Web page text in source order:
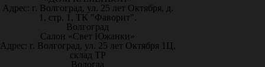
Адрес: г. Волгоград, ул. 25 лет Октября, д.
1, стр. 1, ТК "Фаворит".
Волгоград
Салон «Свет Южанки»
Адрес: г. Волгоград, ул. 25 лет Октября 1Ц,
склад ТР
Вологда